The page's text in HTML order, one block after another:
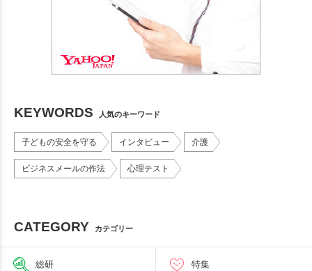
KEYWORDS 人気のキーワード
子どもの安全を守る インタビュー 介護
ビジネスメールの作法 心理テスト
CATEGORY カテゴリー
総研 特集